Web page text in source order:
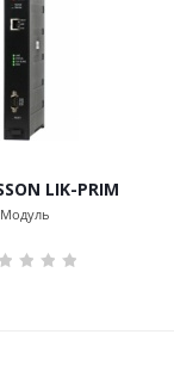
LIK-PRIM
Модуль